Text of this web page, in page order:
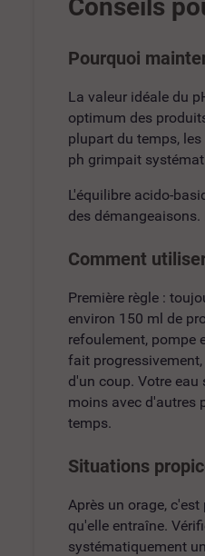
Conseils
Pourquoi
La valeur idéale du
optimum des
plupart du temps,
ph grimpait
L'équilibre acido-
des démangeaisons.
Comment
Première règle :
environ 150 ml de
refoulement, pompe
fait
d'un coup. Votre
moins avec d'autres
temps.
Situations
Après un orage,
qu'elle entraîne.
systématiquement